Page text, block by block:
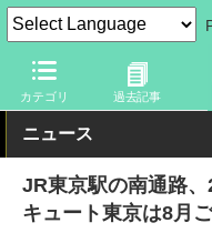
カテゴリ 過去記事
トラベル Watch 旅の方法
ニュース
JR東京駅の南通路
キュート東京は8月